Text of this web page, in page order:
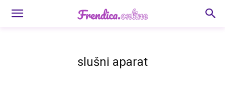
slušni aparat